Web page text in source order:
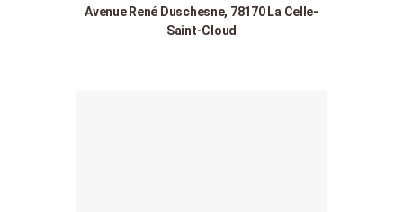
Avenue René Duschesne, 78170 La Celle-
Saint-Cloud